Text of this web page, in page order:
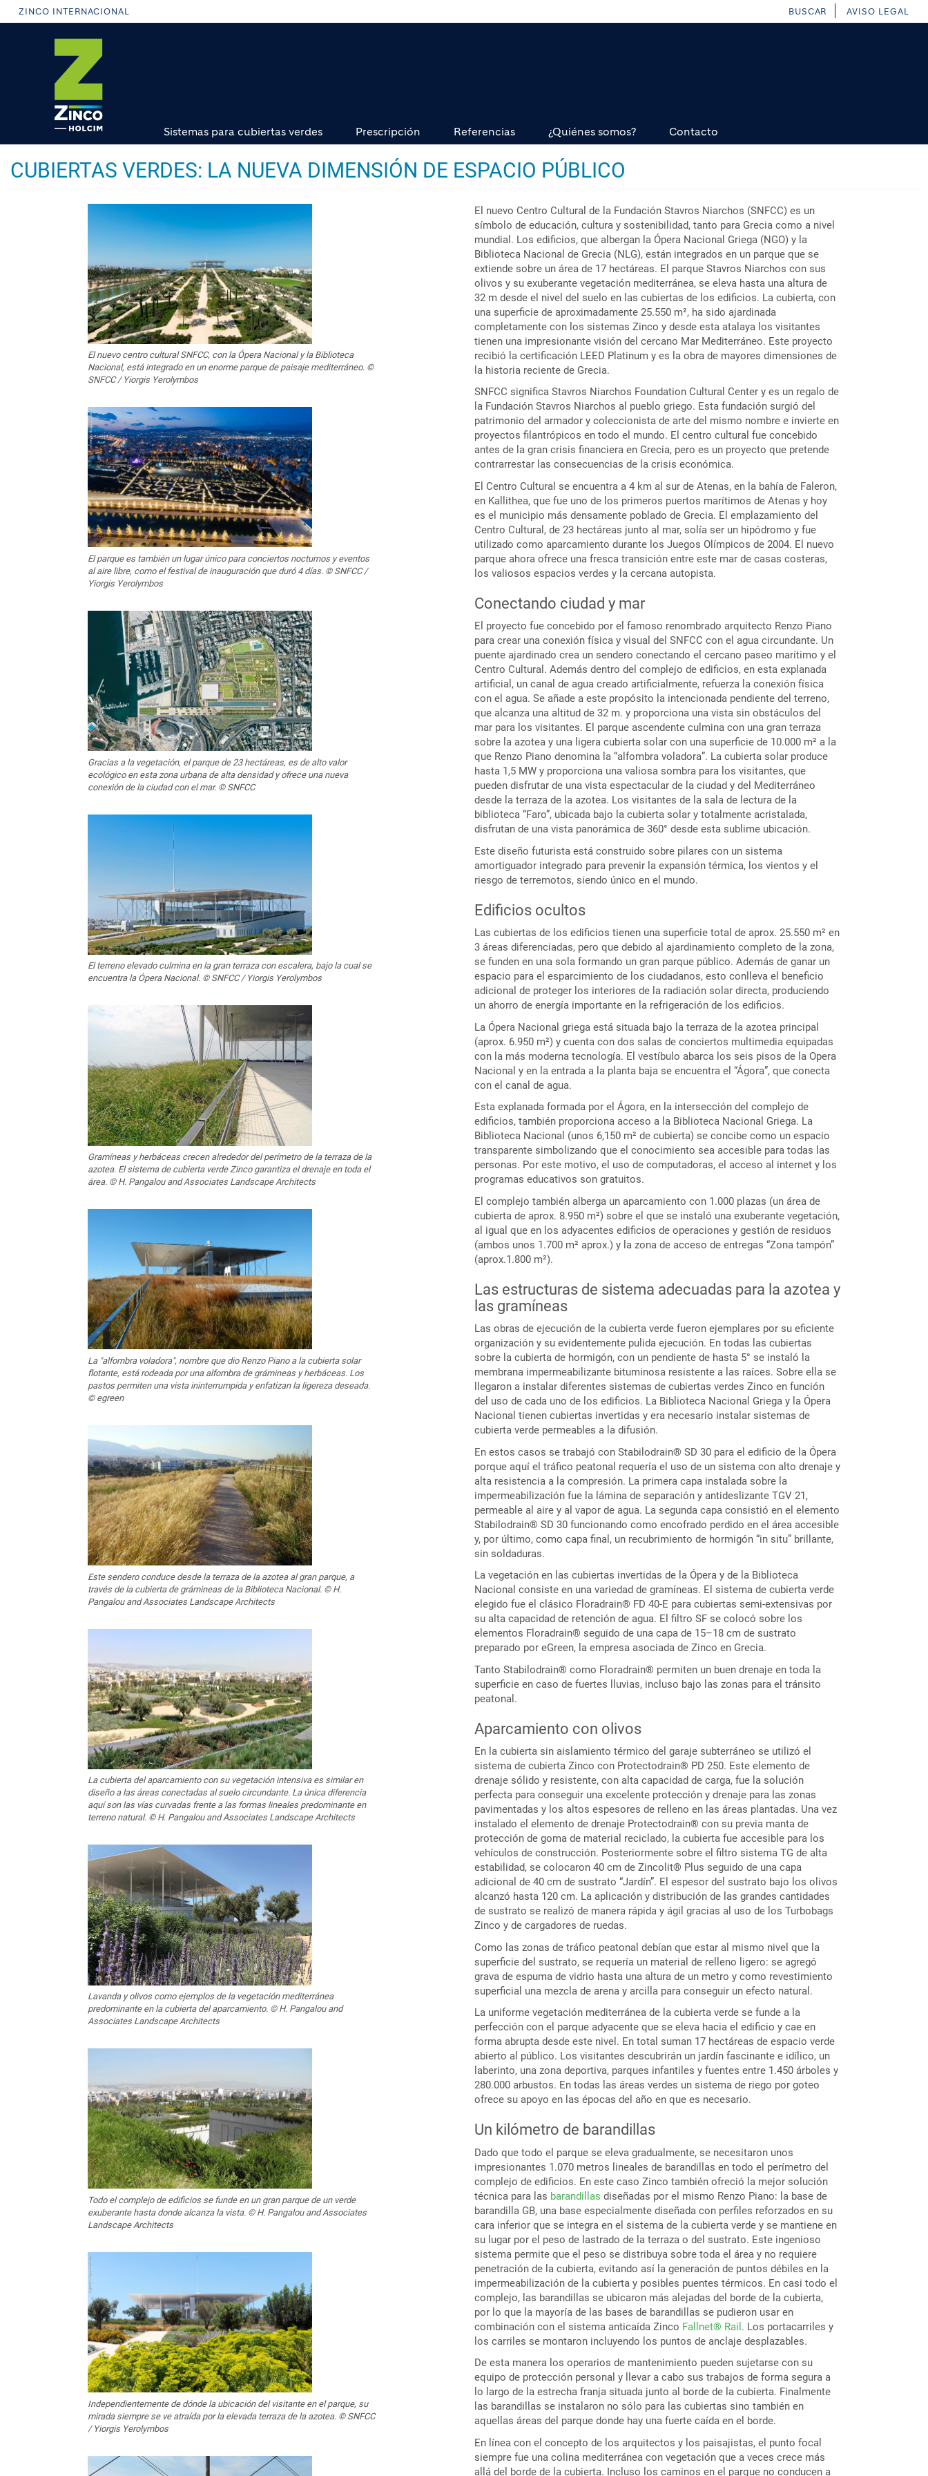
Pasar
al
ZINCO INTERNACIONAL BUSCAR AVISO LEGAL
Sistemas para cubiertas verdes Prescripción Referencias ¿Quiénes somos? Contacto
CUBIERTAS VERDES: LA NUEVA DIMENSIÓN DE ESPACIO PÚBLICO
El nuevo centro cultural SNFCC, con la Ópera Nacional y la Biblioteca
Nacional, está integrado en un enorme parque de paisaje mediterráneo. ©
SNFCC / Yiorgis Yerolymbos
El parque es también un lugar único para conciertos nocturnos y eventos
al aire libre, como el festival de inauguración que duró 4 días. © SNFCC /
Yiorgis Yerolymbos
Gracias a la vegetación, el parque de 23 hectáreas, es de alto valor
ecológico en esta zona urbana de alta densidad y ofrece una nueva
conexión de la ciudad con el mar. © SNFCC
El terreno elevado culmina en la gran terraza con escalera, bajo la cual se
encuentra la Ópera Nacional. © SNFCC / Yiorgis Yerolymbos
Gramíneas y herbáceas crecen alrededor del perímetro de la terraza de la
azotea. El sistema de cubierta verde Zinco garantiza el drenaje en toda el
área. © H. Pangalou and Associates Landscape Architects
La "alfombra voladora", nombre que dio Renzo Piano a la cubierta solar
flotante, está rodeada por una alfombra de grámineas y herbáceas. Los
pastos permiten una vista ininterrumpida y enfatizan la ligereza deseada.
© egreen
Este sendero conduce desde la terraza de la azotea al gran parque, a
través de la cubierta de grámineas de la Biblioteca Nacional. © H.
Pangalou and Associates Landscape Architects
La cubierta del aparcamiento con su vegetación intensiva es similar en
diseño a las áreas conectadas al suelo circundante. La única diferencia
aquí son las vías curvadas frente a las formas lineales predominante en
terreno natural. © H. Pangalou and Associates Landscape Architects
Lavanda y olivos como ejemplos de la vegetación mediterránea
predominante en la cubierta del aparcamiento. © H. Pangalou and
Associates Landscape Architects
Todo el complejo de edificios se funde en un gran parque de un verde
exuberante hasta donde alcanza la vista. © H. Pangalou and Associates
Landscape Architects
Independientemente de dónde la ubicación del visitante en el parque, su
mirada siempre se ve atraída por la elevada terraza de la azotea. © SNFCC
/ Yiorgis Yerolymbos
El nuevo Centro Cultural de la Fundación Stavros Niarchos (SNFCC) es un
símbolo de educación, cultura y sostenibilidad, tanto para Grecia como a nivel
mundial. Los edificios, que albergan la Ópera Nacional Griega (NGO) y la
Biblioteca Nacional de Grecia (NLG), están integrados en un parque que se
extiende sobre un área de 17 hectáreas. El parque Stavros Niarchos con sus
olivos y su exuberante vegetación mediterránea, se eleva hasta una altura de
32 m desde el nivel del suelo en las cubiertas de los edificios. La cubierta, con
una superficie de aproximadamente 25.550 m², ha sido ajardinada
completamente con los sistemas Zinco y desde esta atalaya los visitantes
tienen una impresionante visión del cercano Mar Mediterráneo. Este proyecto
recibió la certificación LEED Platinum y es la obra de mayores dimensiones de
la historia reciente de Grecia.
SNFCC significa Stavros Niarchos Foundation Cultural Center y es un regalo de
la Fundación Stavros Niarchos al pueblo griego. Esta fundación surgió del
patrimonio del armador y coleccionista de arte del mismo nombre e invierte en
proyectos filantrópicos en todo el mundo. El centro cultural fue concebido
antes de la gran crisis financiera en Grecia, pero es un proyecto que pretende
contrarrestar las consecuencias de la crisis económica.
El Centro Cultural se encuentra a 4 km al sur de Atenas, en la bahía de Faleron,
en Kallithea, que fue uno de los primeros puertos marítimos de Atenas y hoy
es el municipio más densamente poblado de Grecia. El emplazamiento del
Centro Cultural, de 23 hectáreas junto al mar, solía ser un hipódromo y fue
utilizado como aparcamiento durante los Juegos Olímpicos de 2004. El nuevo
parque ahora ofrece una fresca transición entre este mar de casas costeras,
los valiosos espacios verdes y la cercana autopista.
Conectando ciudad y mar
El proyecto fue concebido por el famoso renombrado arquitecto Renzo Piano
para crear una conexión física y visual del SNFCC con el agua circundante. Un
puente ajardinado crea un sendero conectando el cercano paseo marítimo y el
Centro Cultural. Además dentro del complejo de edificios, en esta explanada
artificial, un canal de agua creado artificialmente, refuerza la conexión física
con el agua. Se añade a este propósito la intencionada pendiente del terreno,
que alcanza una altitud de 32 m. y proporciona una vista sin obstáculos del
mar para los visitantes. El parque ascendente culmina con una gran terraza
sobre la azotea y una ligera cubierta solar con una superficie de 10.000 m² a la
que Renzo Piano denomina la “alfombra voladora”. La cubierta solar produce
hasta 1,5 MW y proporciona una valiosa sombra para los visitantes, que
pueden disfrutar de una vista espectacular de la ciudad y del Mediterráneo
desde la terraza de la azotea. Los visitantes de la sala de lectura de la
biblioteca “Faro”, ubicada bajo la cubierta solar y totalmente acristalada,
disfrutan de una vista panorámica de 360° desde esta sublime ubicación.
Este diseño futurista está construido sobre pilares con un sistema
amortiguador integrado para prevenir la expansión térmica, los vientos y el
riesgo de terremotos, siendo único en el mundo.
Edificios ocultos
Las cubiertas de los edificios tienen una superficie total de aprox. 25.550 m² en
3 áreas diferenciadas, pero que debido al ajardinamiento completo de la zona,
se funden en una sola formando un gran parque público. Además de ganar un
espacio para el esparcimiento de los ciudadanos, esto conlleva el beneficio
adicional de proteger los interiores de la radiación solar directa, produciendo
un ahorro de energía importante en la refrigeración de los edificios.
La Ópera Nacional griega está situada bajo la terraza de la azotea principal
(aprox. 6.950 m²) y cuenta con dos salas de conciertos multimedia equipadas
con la más moderna tecnología. El vestíbulo abarca los seis pisos de la Opera
Nacional y en la entrada a la planta baja se encuentra el “Ágora”, que conecta
con el canal de agua.
Esta explanada formada por el Ágora, en la intersección del complejo de
edificios, también proporciona acceso a la Biblioteca Nacional Griega. La
Biblioteca Nacional (unos 6,150 m² de cubierta) se concibe como un espacio
transparente simbolizando que el conocimiento sea accesible para todas las
personas. Por este motivo, el uso de computadoras, el acceso al internet y los
programas educativos son gratuitos.
El complejo también alberga un aparcamiento con 1.000 plazas (un área de
cubierta de aprox. 8.950 m²) sobre el que se instaló una exuberante vegetación,
al igual que en los adyacentes edificios de operaciones y gestión de residuos
(ambos unos 1.700 m² aprox.) y la zona de acceso de entregas “Zona tampón”
(aprox.1.800 m²).
Las estructuras de sistema adecuadas para la azotea y
las gramíneas
Las obras de ejecución de la cubierta verde fueron ejemplares por su eficiente
organización y su evidentemente pulida ejecución. En todas las cubiertas
sobre la cubierta de hormigón, con un pendiente de hasta 5° se instaló la
membrana impermeabilizante bituminosa resistente a las raíces. Sobre ella se
llegaron a instalar diferentes sistemas de cubiertas verdes Zinco en función
del uso de cada uno de los edificios. La Biblioteca Nacional Griega y la Ópera
Nacional tienen cubiertas invertidas y era necesario instalar sistemas de
cubierta verde permeables a la difusión.
En estos casos se trabajó con Stabilodrain® SD 30 para el edificio de la Ópera
porque aquí el tráfico peatonal requería el uso de un sistema con alto drenaje y
alta resistencia a la compresión. La primera capa instalada sobre la
impermeabilización fue la lámina de separación y antideslizante TGV 21,
permeable al aire y al vapor de agua. La segunda capa consistió en el elemento
Stabilodrain® SD 30 funcionando como encofrado perdido en el área accesible
y, por último, como capa final, un recubrimiento de hormigón “in situ” brillante,
sin soldaduras.
La vegetación en las cubiertas invertidas de la Ópera y de la Biblioteca
Nacional consiste en una variedad de gramíneas. El sistema de cubierta verde
elegido fue el clásico Floradrain® FD 40-E para cubiertas semi-extensivas por
su alta capacidad de retención de agua. El filtro SF se colocó sobre los
elementos Floradrain® seguido de una capa de 15–18 cm de sustrato
preparado por eGreen, la empresa asociada de Zinco en Grecia.
Tanto Stabilodrain® como Floradrain® permiten un buen drenaje en toda la
superficie en caso de fuertes lluvias, incluso bajo las zonas para el tránsito
peatonal.
Aparcamiento con olivos
En la cubierta sin aislamiento térmico del garaje subterráneo se utilizó el
sistema de cubierta Zinco con Protectodrain® PD 250. Este elemento de
drenaje sólido y resistente, con alta capacidad de carga, fue la solución
perfecta para conseguir una excelente protección y drenaje para las zonas
pavimentadas y los altos espesores de relleno en las áreas plantadas. Una vez
instalado el elemento de drenaje Protectodrain® con su previa manta de
protección de goma de material reciclado, la cubierta fue accesible para los
vehículos de construcción. Posteriormente sobre el filtro sistema TG de alta
estabilidad, se colocaron 40 cm de Zincolit® Plus seguido de una capa
adicional de 40 cm de sustrato “Jardín”. El espesor del sustrato bajo los olivos
alcanzó hasta 120 cm. La aplicación y distribución de las grandes cantidades
de sustrato se realizó de manera rápida y ágil gracias al uso de los Turbobags
Zinco y de cargadores de ruedas.
Como las zonas de tráfico peatonal debían que estar al mismo nivel que la
superficie del sustrato, se requería un material de relleno ligero: se agregó
grava de espuma de vidrio hasta una altura de un metro y como revestimiento
superficial una mezcla de arena y arcilla para conseguir un efecto natural.
La uniforme vegetación mediterránea de la cubierta verde se funde a la
perfección con el parque adyacente que se eleva hacia el edificio y cae en
forma abrupta desde este nivel. En total suman 17 hectáreas de espacio verde
abierto al público. Los visitantes descubrirán un jardín fascinante e idílico, un
laberinto, una zona deportiva, parques infantiles y fuentes entre 1.450 árboles y
280.000 arbustos. En todas las áreas verdes un sistema de riego por goteo
ofrece su apoyo en las épocas del año en que es necesario.
Un kilómetro de barandillas
Dado que todo el parque se eleva gradualmente, se necesitaron unos
impresionantes 1.070 metros lineales de barandillas en todo el perímetro del
complejo de edificios. En este caso Zinco también ofreció la mejor solución
técnica para las barandillas diseñadas por el mismo Renzo Piano: la base de
barandilla GB, una base especialmente diseñada con perfiles reforzados en su
cara inferior que se integra en el sistema de la cubierta verde y se mantiene en
su lugar por el peso de lastrado de la terraza o del sustrato. Este ingenioso
sistema permite que el peso se distribuya sobre toda el área y no requiere
penetración de la cubierta, evitando así la generación de puntos débiles en la
impermeabilización de la cubierta y posibles puentes térmicos. En casi todo el
complejo, las barandillas se ubicaron más alejadas del borde de la cubierta,
por lo que la mayoría de las bases de barandillas se pudieron usar en
combinación con el sistema anticaída Zinco Fallnet® Rail . Los portacarriles y
los carriles se montaron incluyendo los puntos de anclaje desplazables.
De esta manera los operarios de mantenimiento pueden sujetarse con su
equipo de protección personal y llevar a cabo sus trabajos de forma segura a
lo largo de la estrecha franja situada junto al borde de la cubierta. Finalmente
las barandillas se instalaron no sólo para las cubiertas sino también en
aquellas áreas del parque donde hay una fuerte caída en el borde.
En línea con el concepto de los arquitectos y los paisajistas, el punto focal
siempre fue una colina mediterránea con vegetación que a veces crece más
allá del borde de la cubierta. Incluso los caminos en el parque no conducen a